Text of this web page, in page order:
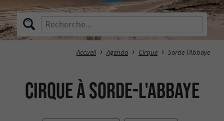
Accueil Agenda Cirque Sorde-l'Abbaye
Cirque à Sorde-l'Abbaye